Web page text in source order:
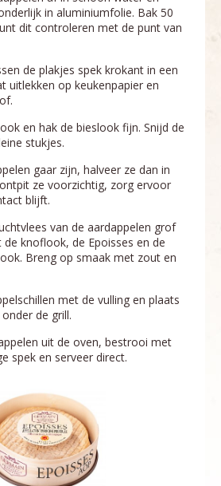
in aluminiumfolie. Bak 50
dit controleren met de punt van
de plakjes spek krokant in een
uitlekken op keukenpapier en
en hak de bieslook fijn. Snijd de
stukjes.
gaar zijn, halveer ze dan in
ze voorzichtig, zorg ervoor
blijft.
van de aardappelen grof
knoflook, de Epoisses en de
Breng op smaak met zout en
met de vulling en plaats
de grill.
uit de oven, bestrooi met
spek en serveer direct.